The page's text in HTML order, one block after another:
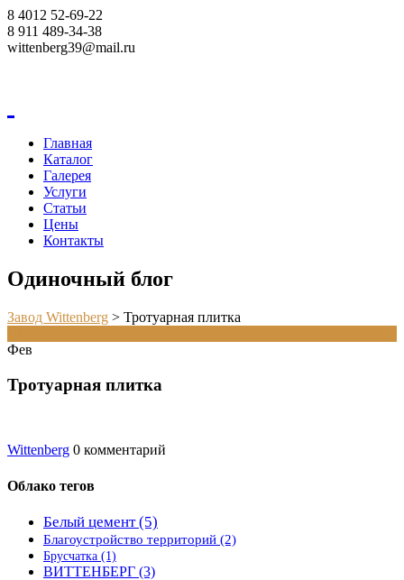
8 4012 52-69-22
8 911 489-34-38
wittenberg39@mail.ru
Главная
Каталог
Галерея
Услуги
Статьи
Цены
Контакты
Одиночный блог
Завод Wittenberg > Тротуарная плитка
Фев
Тротуарная плитка
Wittenberg 0 комментарий
Облако тегов
Белый цемент(5)
Благоустройство территорий (2)
Брусчатка (1)
ВИТТЕНБЕРГ (3)